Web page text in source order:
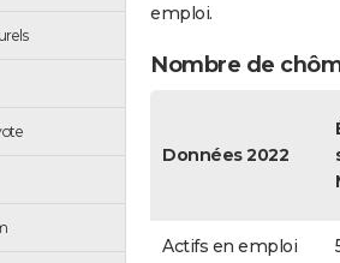
emploi.
Nombre de
Données 2022
Actifs en emploi